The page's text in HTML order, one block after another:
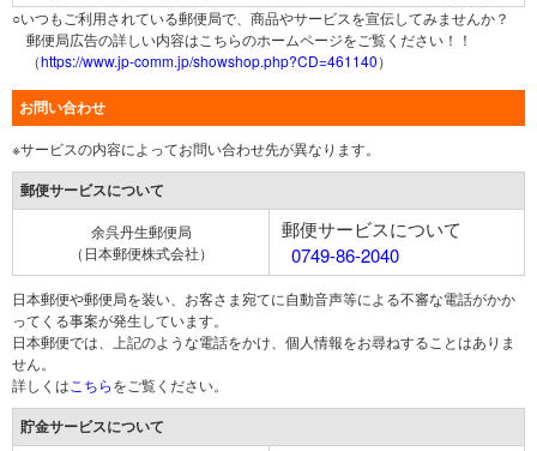
○いつもご利用されている郵便局で、商品やサービスを宣伝してみませんか？
郵便局広告の詳しい内容はこちらのホームページをご覧ください！！
（https://www.jp-comm.jp/showshop.php?CD=461140）
お問い合わせ
※サービスの内容によってお問い合わせ先が異なります。
郵便サービスについて
余呉丹生郵便局
（日本郵便株式会社）
郵便サービスについて
0749-86-2040
日本郵便や郵便局を装い、お客さま宛てに自動音声等による不審な電話がかか
ってくる事案が発生しています。
日本郵便では、上記のような電話をかけ、個人情報をお尋ねすることはありま
せん。
詳しくは こちらをご覧ください。
貯金サービスについて